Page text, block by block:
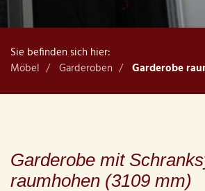
Sie befinden sich hier:
Möbel
Garderoben Garderobe
Garderobe mit
raumhohen (3109 mm)